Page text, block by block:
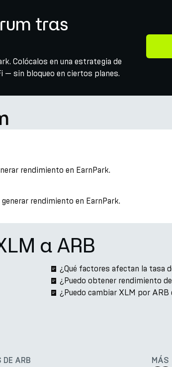
tras
Colócalos en una estrategia de
— sin bloqueo en ciertos planes.
rendimiento en EarnPark.
rendimiento en EarnPark.
a ARB
¿Qué factores afectan la tasa
¿Puedo obtener rendimiento
¿Puedo cambiar XLM por ARB
DE ARB MÁS